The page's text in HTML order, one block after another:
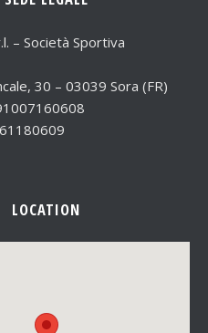
– Società Sportiva
30 – 03039 Sora (FR)
LOCATION